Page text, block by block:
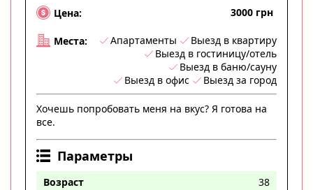
Цена: 3000 грн
Места: Апартаменты
Выезд в квартиру
Выезд в гостиницу/отель
Выезд в баню/сауну
Выезд в офис
Выезд за город
Хочешь попробовать меня на вкус? Я готова на
все.
Параметры
Возраст 38